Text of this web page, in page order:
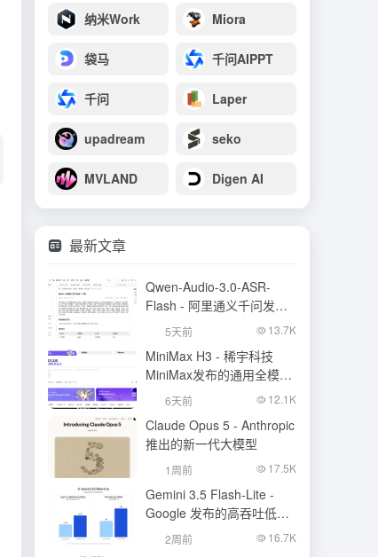
纳米Work Miora
袋马 千问AIPPT
千问 Laper
upadream seko
MVLAND Digen AI
最新文章
Qwen-Audio-3.0-ASR-
Flash - 阿里通义千问发布
的语音识别大模型
5天前 13.7K
MiniMax H3 - 稀宇科技
MiniMax发布的通用全模态
生成模型
6天前 12.1K
Claude Opus 5 - Anthropic
推出的新一代大模型
1周前 17.5K
Gemini 3.5 Flash-Lite -
Google 发布的高吞吐低成
本模型
2周前 16.7K